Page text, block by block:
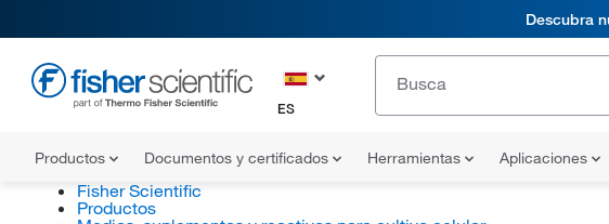
Descubra
ES
Productos Documentos y certificados Herramientas Aplicaciones
Fisher Scientific
Productos